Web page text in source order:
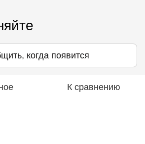
когда появится
К сравнению